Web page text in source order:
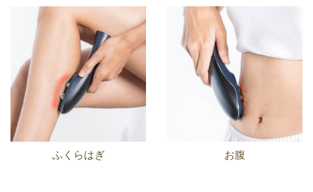
ふくらはぎ お腹